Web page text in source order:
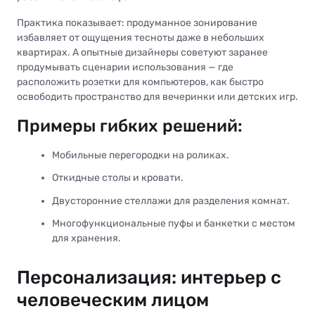
Практика показывает: продуманное зонирование
избавляет от ощущения тесноты даже в небольших
квартирах. А опытные дизайнеры советуют заранее
продумывать сценарии использования — где
расположить розетки для компьютеров, как быстро
освободить пространство для вечеринки или детских игр.
Примеры гибких решений:
Мобильные перегородки на роликах.
Откидные столы и кровати.
Двусторонние стеллажи для разделения комнат.
Многофункциональные пуфы и банкетки с местом
для хранения.
Персонализация: интерьер с
человеческим лицом